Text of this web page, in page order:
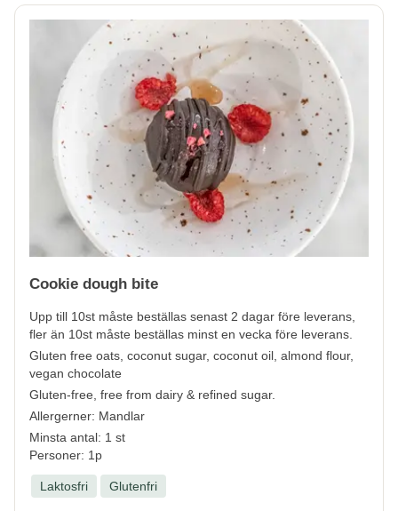
Cookie dough bite
Upp till 10st måste beställas senast 2 dagar före leverans,
fler än 10st måste beställas minst en vecka före leverans.
Gluten free oats, coconut sugar, coconut oil, almond flour,
vegan chocolate
Gluten-free, free from dairy & refined sugar.
Allergerner: Mandlar
Minsta antal: 1 st
Personer: 1p
Laktosfri Glutenfri